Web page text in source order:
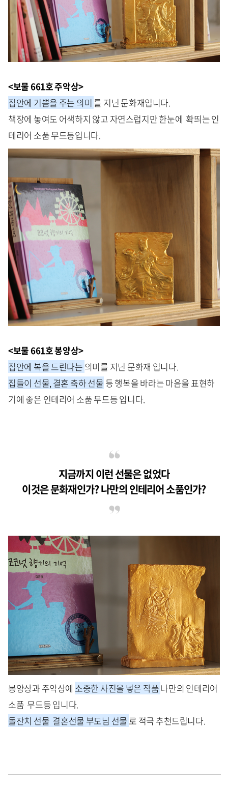
<보물 661호 주악상>
집안에 기쁨을 주는 의미 를 지닌 문화재입니다.
책장에 놓여도 어색하지 않고 자연스럽지만 한눈에 확띄는 인
테리어 소품 무드등입니다.
<보물 661호 봉양상>
집안에 복을 드린다는 의미를 지닌 문화재 입니다.
집들이 선물, 결혼 축하 선물 등 행복을 바라는 마음을 표현하
기에 좋은 인테리어 소품 무드등 입니다.
지금까지 이런 선물은 없었다
이것은 문화재인가? 나만의 인테리어 소품인가?
봉양상과 주악상에 소중한 사진을 넣은 작품나만의 인테리어
소품 무드등 입니다.
돌잔치 선물 결혼선물 부모님 선물 로 적극 추천드립니다.